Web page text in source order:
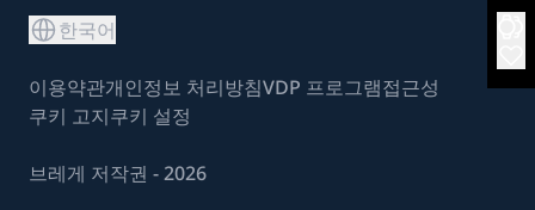
한국어
이용약관개인정보 처리방침VDP 프로그램접근성
쿠키 고지쿠키 설정
브레게 저작권 - 2026